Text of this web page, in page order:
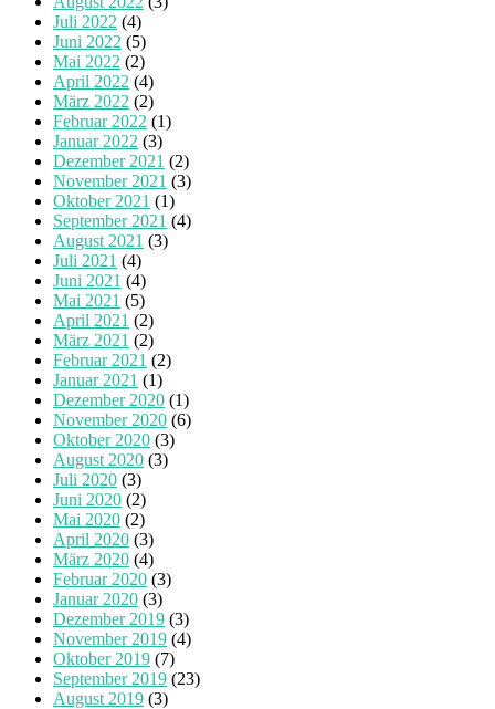
Juli 2022 (4)
Juni 2022 (5)
Mai 2022 (2)
April 2022 (4)
März 2022 (2)
Februar 2022 (1)
Januar 2022 (3)
Dezember 2021 (2)
November 2021 (3)
Oktober 2021 (1)
September 2021 (4)
August 2021 (3)
Juli 2021 (4)
Juni 2021 (4)
Mai 2021 (5)
April 2021 (2)
März 2021 (2)
Februar 2021 (2)
Januar 2021 (1)
Dezember 2020 (1)
November 2020 (6)
Oktober 2020 (3)
August 2020 (3)
Juli 2020 (3)
Juni 2020 (2)
Mai 2020 (2)
April 2020 (3)
März 2020 (4)
Februar 2020 (3)
Januar 2020 (3)
Dezember 2019 (3)
November 2019 (4)
Oktober 2019 (7)
September 2019 (23)
August 2019 (3)